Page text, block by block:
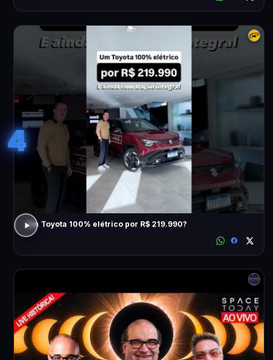
4
Um Toyota 100% elétrico por R$ 219.990?